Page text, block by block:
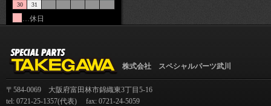
30
31
…休日
株式会社 スペシャルパーツ武川
〒584-0069 大阪府富田林市錦織東3丁目5-16
tel: 0721-25-1357(代表) fax: 0721-24-5059